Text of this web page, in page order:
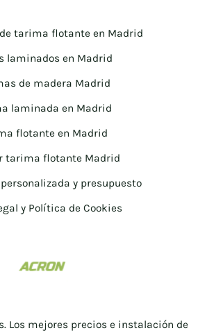
tarima flotante en Madrid
laminados en Madrid
de madera Madrid
laminada en Madrid
flotante en Madrid
tarima flotante Madrid
y presupuesto
y Política de Cookies
Los mejores precios e instalación de